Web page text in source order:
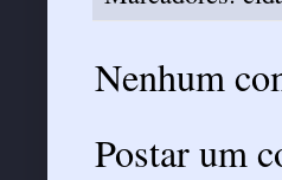
Nenhum
Postar um